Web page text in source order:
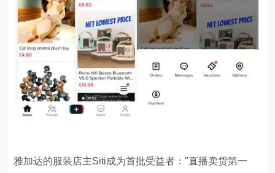
雅加达的服装店主Siti成为首批受益者："直播卖货第一